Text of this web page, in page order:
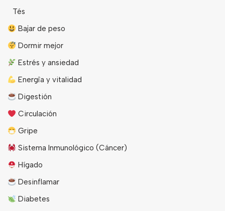
Tés
Bajar de peso
Dormir mejor
Estrés y ansiedad
Energîa y vitalidad
Digestión
Circulación
Gripe
Sistema Inmunológico (Cáncer)
Hígado
Desinflamar
Diabetes